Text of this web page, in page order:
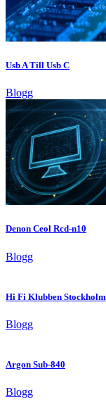
Usb A Till Usb C
Blogg
Denon Ceol Rcd-n10
Blogg
Hi Fi Klubben Stockholm
Blogg
Argon Sub-840
Blogg